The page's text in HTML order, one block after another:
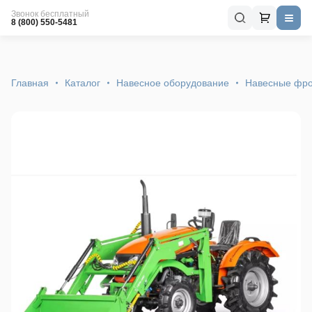
Звонок бесплатный
8 (800) 550-5481
Главная Каталог Навесное оборудование Навесные